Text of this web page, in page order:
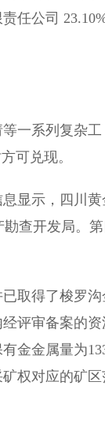
任公司
一系列复杂工
可兑现。
显示，四川黄
查开发局。第
取得了梭罗沟
评审备案的资
金金属量为
权对应的矿区